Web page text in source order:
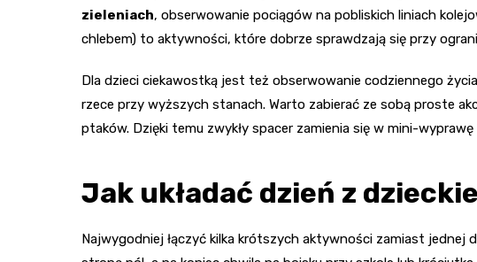
zieleniach, obserwowanie pociągów na pobliskich liniach
chlebem) to aktywności, które dobrze sprawdzają się przy
Dla dzieci ciekawostką jest też obserwowanie codziennego
rzece przy wyższych stanach. Warto zabierać ze sobą proste
ptaków. Dzięki temu zwykły spacer zamienia się w mini-
Jak układać dzień z
Najwygodniej łączyć kilka krótszych aktywności zamiast jednej